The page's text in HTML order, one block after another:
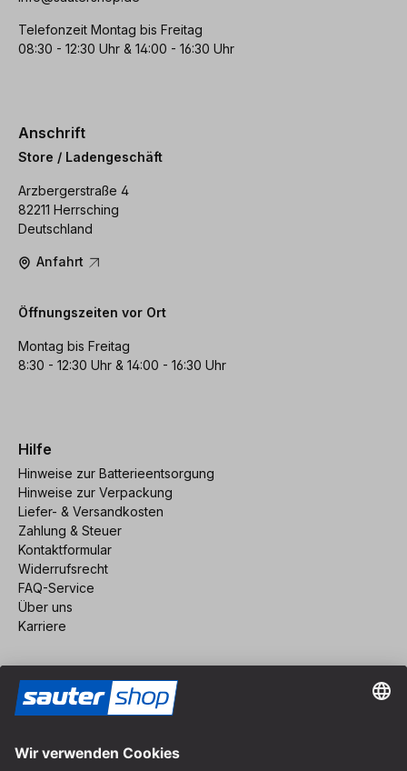
Telefonzeit Montag bis Freitag
08:30 - 12:30 Uhr & 14:00 - 16:30 Uhr
Anschrift
Store / Ladengeschäft
Arzbergerstraße 4
82211 Herrsching
Deutschland
Anfahrt
Öffnungszeiten vor Ort
Montag bis Freitag
8:30 - 12:30 Uhr & 14:00 - 16:30 Uhr
Hilfe
Hinweise zur Batterieentsorgung
Hinweise zur Verpackung
Liefer- & Versandkosten
Zahlung & Steuer
Kontaktformular
Widerrufsrecht
FAQ-Service
Über uns
Karriere